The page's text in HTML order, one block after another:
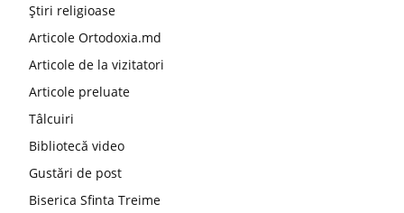
Știri religioase
Articole Ortodoxia.md
Articole de la vizitatori
Articole preluate
Tâlcuiri
Bibliotecă video
Gustări de post
Biserica Sfinta Treime